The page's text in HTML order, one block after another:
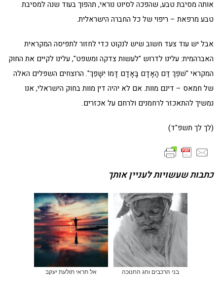
אותה מסיבת טבע, שהפכה לסיוט נוראי, תהפוך בעוד שנה למסיבת
טבע מרפאת – ריפוי של כל החברה הישראלית.
אבל יש עוד צעד חשוב שיש לנקוט כדי לחזור לתפיסה המקראית
האברהמית: עלינו לדרוש "לעשות צדקה ומשפט", עלינו לקיים את החוק
המקראי "שֹׁפֵךְ דַּם הָאָדָם בָּאָדָם דָּמוֹ יִשָּׁפֵךְ". הרוצחים השפלים האלה
של חמאס – דינם מוות. אם לא יהיה דין מוות בחוק הישראלי, אנו
נמשיך להתאכזר לרחמנים ולרחם על אכזרים.
(לך לך תשפ"ד)
כתבות שעשויות לעניין אותך
בני הרכבים וחג החנוכה אל תראי תולעת יעקב